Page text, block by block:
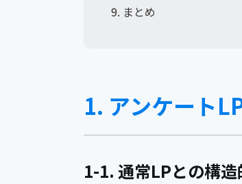
9. まとめ
1. アンケート
1-1. 通常LPとの構